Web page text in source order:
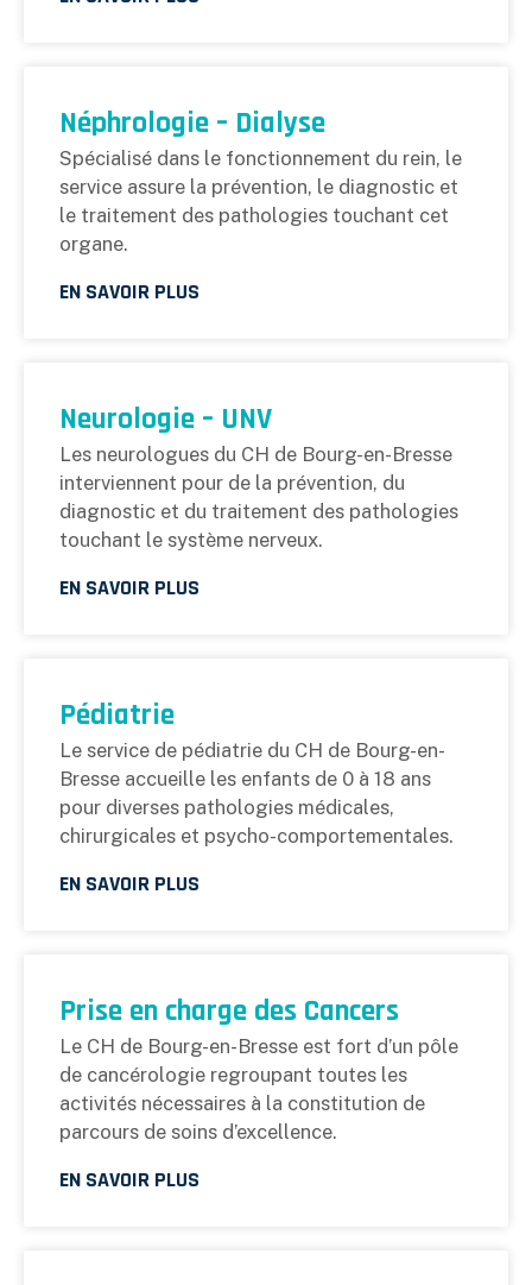
Néphrologie – Dialyse
Spécialisé dans le fonctionnement du rein, le
service assure la prévention, le diagnostic et
le traitement des pathologies touchant cet
organe.
EN SAVOIR PLUS
Neurologie – UNV
Les neurologues du CH de Bourg-en-Bresse
interviennent pour de la prévention, du
diagnostic et du traitement des pathologies
touchant le système nerveux.
EN SAVOIR PLUS
Pédiatrie
Le service de pédiatrie du CH de Bourg-en-
Bresse accueille les enfants de 0 à 18 ans
pour diverses pathologies médicales,
chirurgicales et psycho-comportementales.
EN SAVOIR PLUS
Prise en charge des Cancers
Le CH de Bourg-en-Bresse est fort d’un pôle
de cancérologie regroupant toutes les
activités nécessaires à la constitution de
parcours de soins d’excellence.
EN SAVOIR PLUS